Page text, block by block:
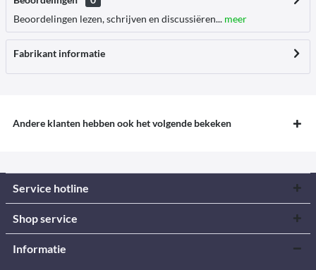
Beoordelingen lezen, schrijven en discussiëren... meer
Fabrikant informatie
Andere klanten hebben ook het volgende bekeken
Service hotline
Shop service
Informatie